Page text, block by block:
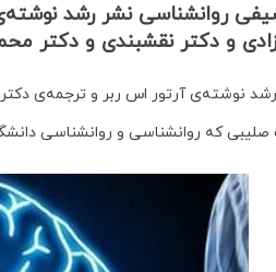
روانشناسی نشر رشد
و دکتر نقشبندی و دکتر
نوشته‌ی آرتور اس ربر و ترجمه‌ی
صلیبیکه روانشناسی و روانشناسی